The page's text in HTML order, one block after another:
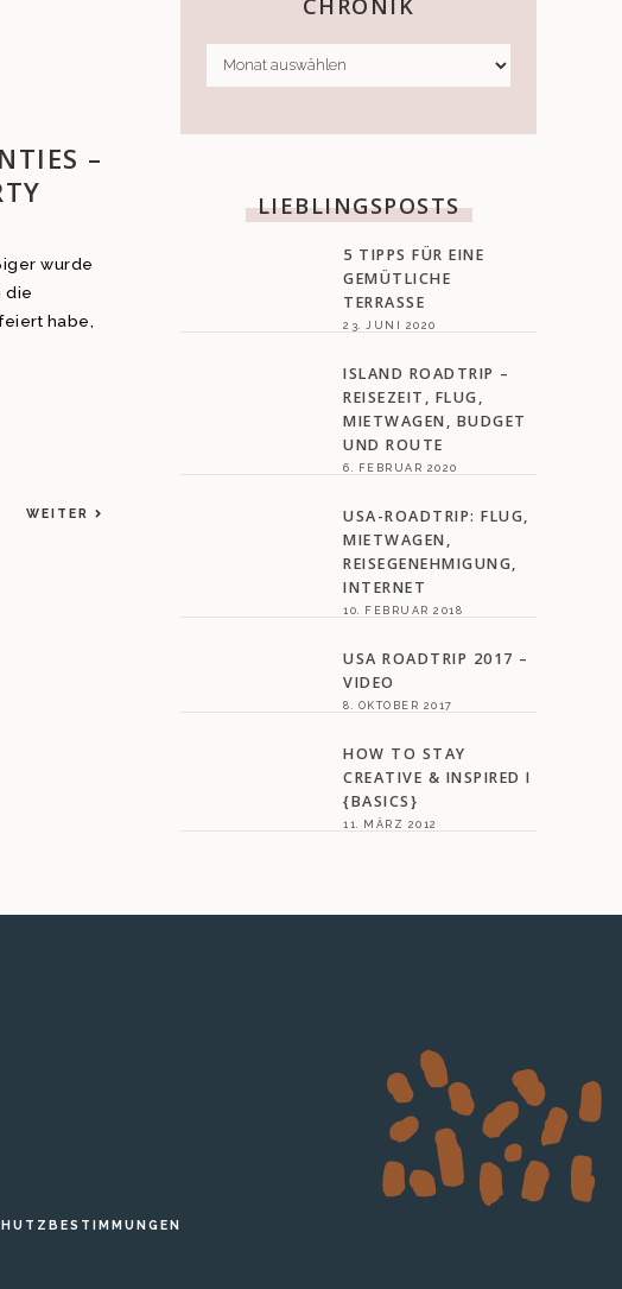
–
wurde
die
habe,
WEITER
CHRONIK
LIEBLINGSPOSTS
5 TIPPS FÜR EINE
GEMÜTLICHE
TERRASSE
23. JUNI 2020
ISLAND ROADTRIP –
REISEZEIT, FLUG,
MIETWAGEN, BUDGET
UND ROUTE
6. FEBRUAR 2020
USA-ROADTRIP: FLUG,
MIETWAGEN,
REISEGENEHMIGUNG,
INTERNET
10. FEBRUAR 2018
USA ROADTRIP 2017 –
VIDEO
8. OKTOBER 2017
HOW TO STAY
CREATIVE & INSPIRED I
{BASICS}
11. MÄRZ 2012